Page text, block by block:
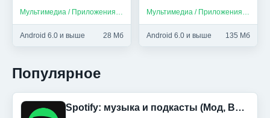
Мультимедиа / Приложения на русском
Android 6.0 и выше 28 Мб
Мультимедиа / Приложения на русском / Музыка
Android 6.0 и выше 135 Мб
Популярное
Spotify: музыка и подкасты (Мод, Всё разблокировано)